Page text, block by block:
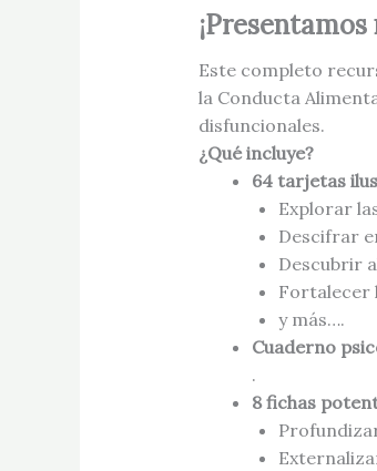
Este completo
la Conducta
disfuncionales.
¿Qué incluye?
64 tarjetas
Explorar
Descifrar
Descubrir
Fortalecer
y más….
Cuaderno
.
8 fichas